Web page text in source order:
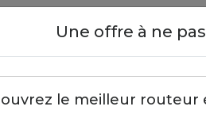
Automobiles -
Emailing
Close
Une offre à ne
le meilleur routeur